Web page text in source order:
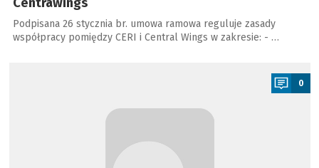
Podpisana 26 stycznia br. umowa ramowa reguluje zasady
współpracy pomiędzy CERI i Central Wings w zakresie: - …
0